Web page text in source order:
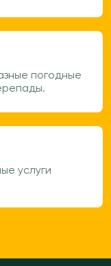
погодные
услуги